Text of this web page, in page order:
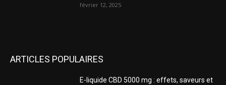
février 12, 2025
ARTICLES POPULAIRES
E-liquide CBD 5000 mg : effets, saveurs et